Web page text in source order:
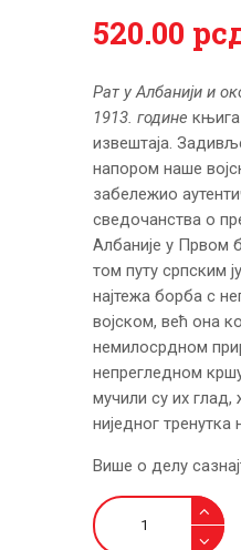
520.00
Рат у Албанији и
1913. године књига
извештаја.
напором наше
забележио
сведочанства о
Албаније у Првом
том путу српским
најтежа борба с
војском, већ она
немилосрдном
непрегледном
мучили су их глад,
ниједног тренутка
Више о делу
Рат
у